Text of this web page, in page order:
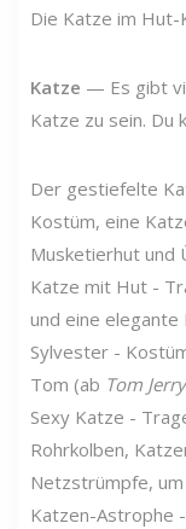
Die Katze im Hut-
Katze — Es gibt
Katze zu sein. Du
Der gestiefelte
Kostüm, eine
Musketierhut und
Katze mit Hut -
und eine elegante
Sylvester -
Tom (ab Tom Jerry
Sexy Katze -
Rohrkolben,
Netzstrümpfe,
Katzen-Astrophe